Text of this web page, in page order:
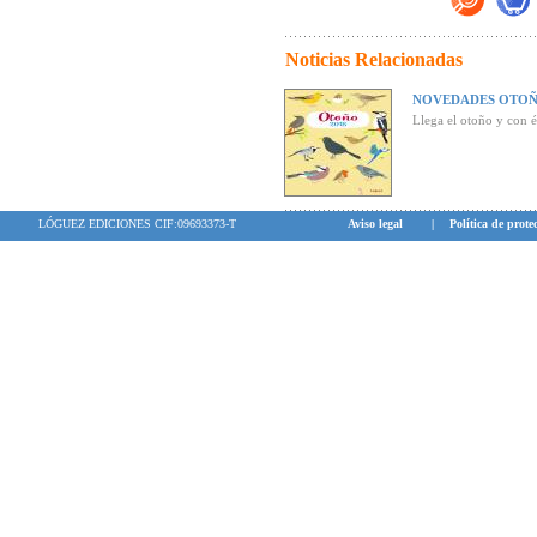
Noticias Relacionadas
NOVEDADES
Llega el otoño y con
LÓGUEZ EDICIONES CIF:09693373-T Aviso legal | Política de